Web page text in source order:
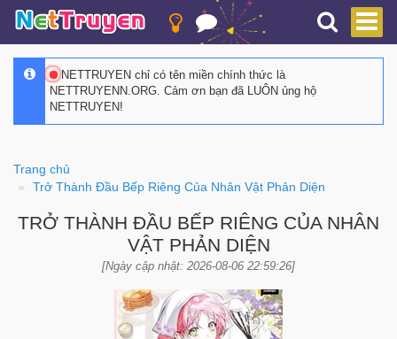
NETTRUYEN chỉ có tên miền chính thức là
NETTRUYENN.ORG. Cảm ơn bạn đã LUÔN ủng hộ
NETTRUYEN!
Trang chủ
Trở Thành Đầu Bếp Riêng Của Nhân Vật Phản Diện
TRỞ THÀNH ĐẦU BẾP RIÊNG CỦA NHÂN
VẬT PHẢN DIỆN
[Ngày cập nhật: 2026-08-06 22:59:26]